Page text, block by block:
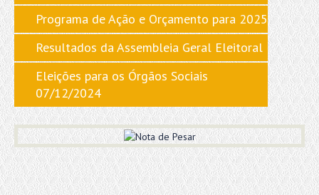
Programa de Ação e Orçamento para 2025
Resultados da Assembleia Geral Eleitoral
Eleições para os Órgãos Sociais
07/12/2024